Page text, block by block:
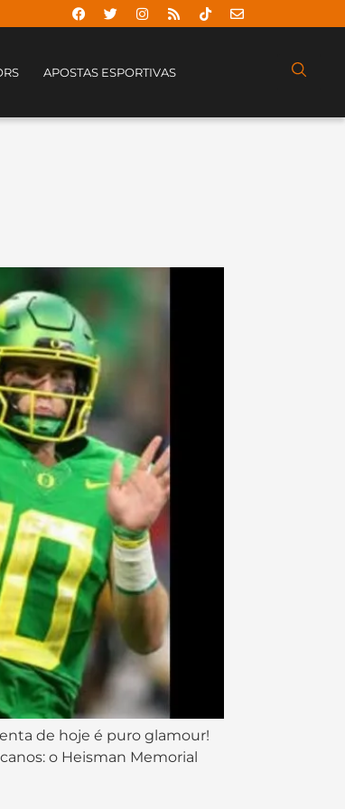
APOSTAS ESPORTIVAS
de hoje é puro glamour!
o Heisman Memorial